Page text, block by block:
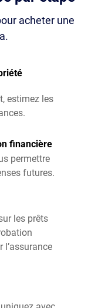
acheter une
estimez les
financière
permettre
futures.
les prêts
l’assurance